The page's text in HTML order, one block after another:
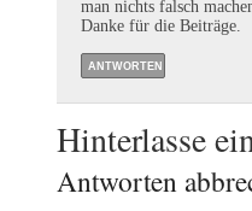
man nichts falsch
Danke für die Beiträge.
ANTWORTEN
Hinterlasse
Antworten